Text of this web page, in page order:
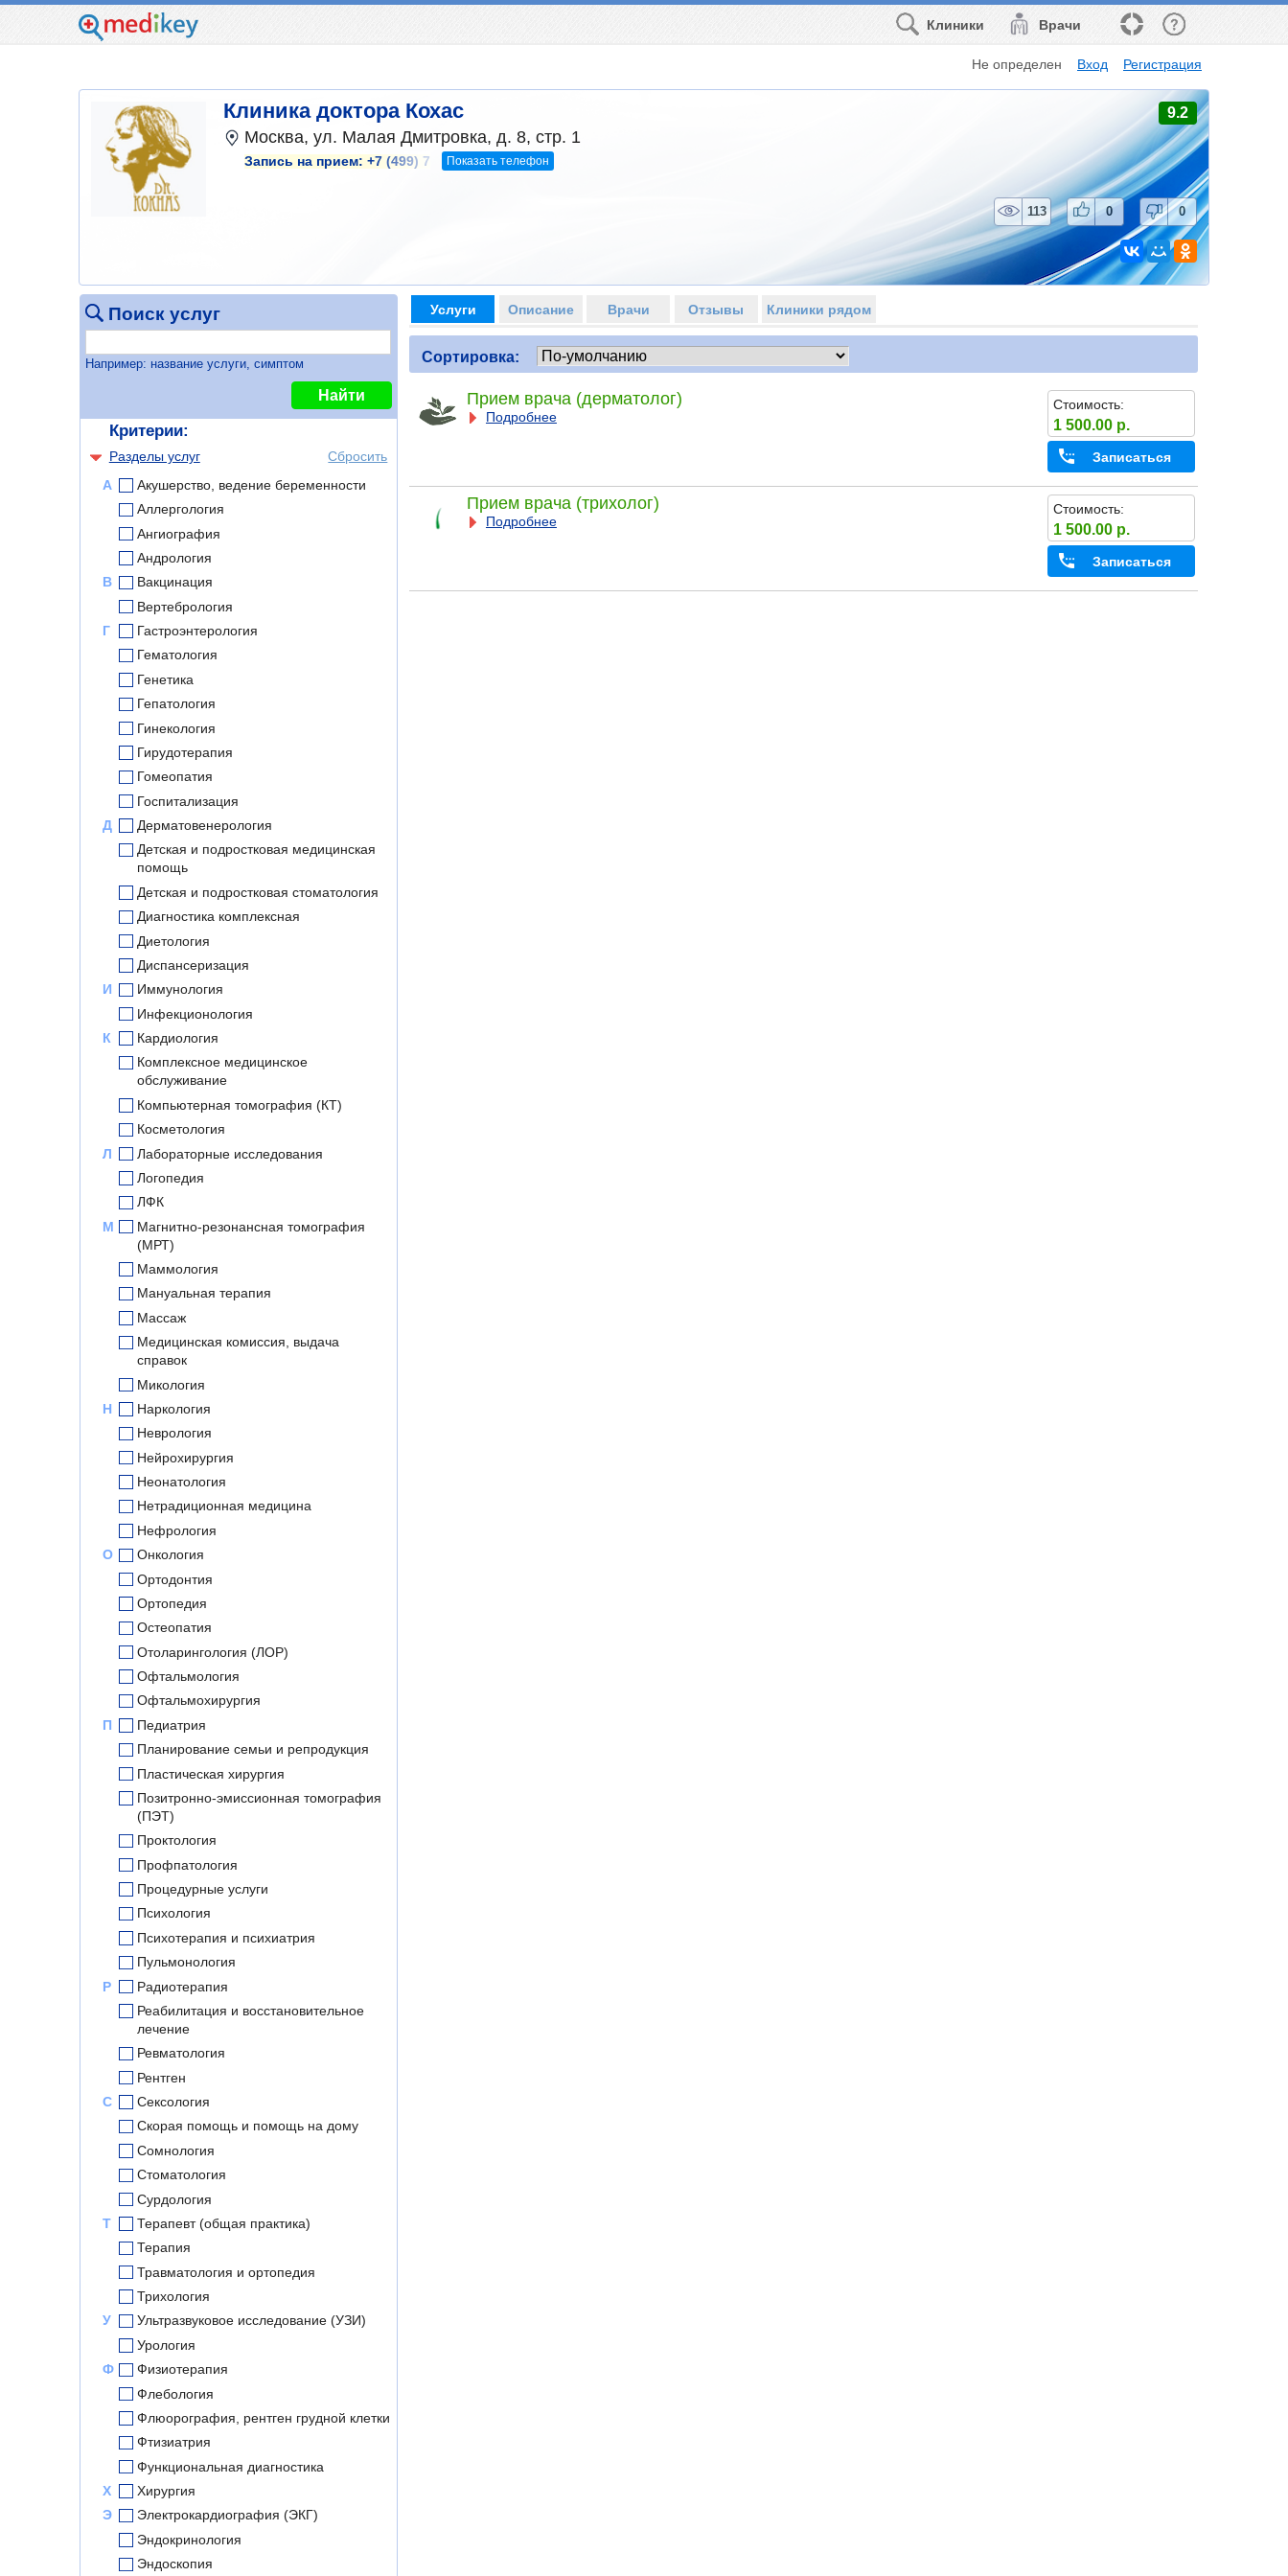
Врачи
Клиники
Не определен Вход Регистрация
Клиника доктора Кохас 9.2
Москва, ул. Малая Дмитровка, д. 8, стр. 1
Запись на прием: +7 (499) 7 Показать телефон
113 0 0
Поиск услуг
Например: название услуги, симптом
Найти
Критерии:
Разделы услуг
Сбросить
А
Акушерство, ведение беременности
Аллергология
Ангиография
Андрология
В
Вакцинация
Вертебрология
Г
Гастроэнтерология
Гематология
Генетика
Гепатология
Гинекология
Гирудотерапия
Гомеопатия
Госпитализация
Д
Дерматовенерология
Детская и подростковая медицинская
помощь
Детская и подростковая стоматология
Диагностика комплексная
Диетология
Диспансеризация
И
Иммунология
Инфекционология
К
Кардиология
Комплексное медицинское
обслуживание
Компьютерная томография (КТ)
Косметология
Л
Лабораторные исследования
Логопедия
ЛФК
М
Магнитно-резонансная томография
(МРТ)
Маммология
Мануальная терапия
Массаж
Медицинская комиссия, выдача
справок
Микология
Н
Наркология
Неврология
Нейрохирургия
Неонатология
Нетрадиционная медицина
Нефрология
О
Онкология
Ортодонтия
Ортопедия
Остеопатия
Отоларингология (ЛОР)
Офтальмология
Офтальмохирургия
П
Педиатрия
Планирование семьи и репродукция
Пластическая хирургия
Позитронно-эмиссионная томография
(ПЭТ)
Проктология
Профпатология
Процедурные услуги
Психология
Психотерапия и психиатрия
Пульмонология
Р
Радиотерапия
Реабилитация и восстановительное
лечение
Ревматология
Рентген
С
Сексология
Скорая помощь и помощь на дому
Сомнология
Стоматология
Сурдология
Т
Терапевт (общая практика)
Терапия
Травматология и ортопедия
Трихология
У
Ультразвуковое исследование (УЗИ)
Урология
Ф
Физиотерапия
Флебология
Флюорография, рентген грудной клетки
Фтизиатрия
Функциональная диагностика
Х
Хирургия
Э
Электрокардиография (ЭКГ)
Эндокринология
Эндоскопия
Услуги Описание Врачи Отзывы Клиники рядом
Сортировка:
Прием врача (дерматолог)
Подробнее
Стоимость:
1 500.00 р.
Записаться
Прием врача (трихолог)
Подробнее
Стоимость:
1 500.00 р.
Записаться